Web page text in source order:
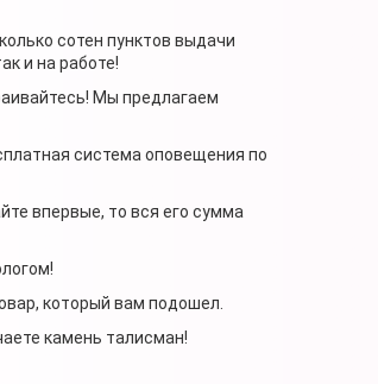
сотен пунктов выдачи
и на работе!
Мы предлагаем
система оповещения по
впервые, то вся его сумма
который вам подошел.
камень талисман!